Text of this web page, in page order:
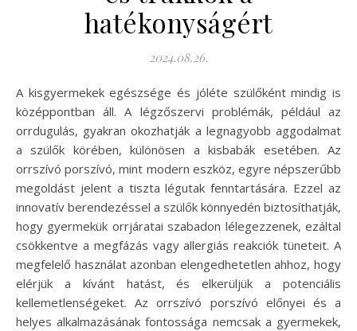
hatékonyságért
2024.08.26.
A kisgyermekek egészsége és jóléte szülőként mindig is
középpontban áll. A légzőszervi problémák, például az
orrdugulás, gyakran okozhatják a legnagyobb aggodalmat
a szülők körében, különösen a kisbabák esetében. Az
orrszívó porszívó, mint modern eszköz, egyre népszerűbb
megoldást jelent a tiszta légutak fenntartására. Ezzel az
innovatív berendezéssel a szülők könnyedén biztosíthatják,
hogy gyermekük orrjáratai szabadon lélegezzenek, ezáltal
csökkentve a megfázás vagy allergiás reakciók tüneteit. A
megfelelő használat azonban elengedhetetlen ahhoz, hogy
elérjük a kívánt hatást, és elkerüljük a potenciális
kellemetlenségeket. Az orrszívó porszívó előnyei és a
helyes alkalmazásának fontossága nemcsak a gyermekek,